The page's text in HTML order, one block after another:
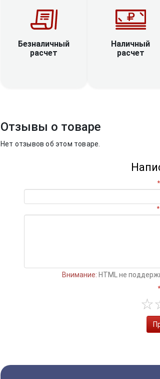
Безналичный
расчет
Наличный
расчет
Отзывы о товаре
Нет отзывов об этом товаре.
Внимание: HTML не